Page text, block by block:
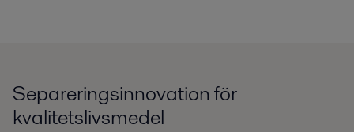
Separeringsinnovation för
kvalitetslivsmedel